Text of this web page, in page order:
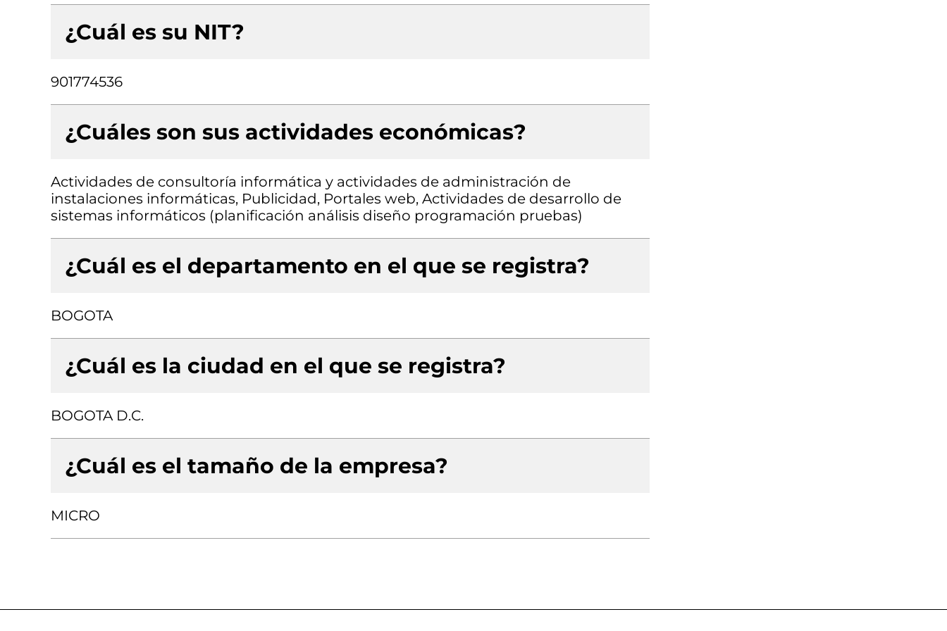
¿Cuál es su NIT?
901774536
¿Cuáles son sus actividades económicas?
Actividades de consultoría informática y actividades de administración de
instalaciones informáticas, Publicidad, Portales web, Actividades de desarrollo de
sistemas informáticos (planificación análisis diseño programación pruebas)
¿Cuál es el departamento en el que se registra?
BOGOTA
¿Cuál es la ciudad en el que se registra?
BOGOTA D.C.
¿Cuál es el tamaño de la empresa?
MICRO